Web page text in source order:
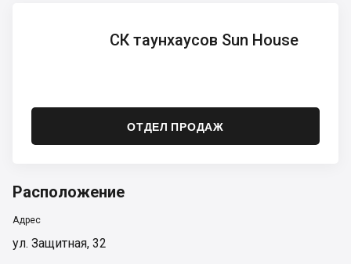
СК таунхаусов Sun House
ОТДЕЛ ПРОДАЖ
Расположение
Адрес
ул. Защитная, 32